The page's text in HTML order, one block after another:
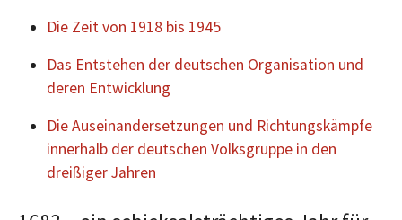
Die Zeit von 1918 bis 1945
Das Entstehen der deutschen Organisation und
deren Entwicklung
Die Auseinandersetzungen und Richtungskämpfe
innerhalb der deutschen Volksgruppe in den
dreißiger Jahren